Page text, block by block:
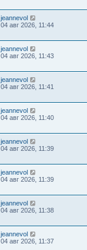
jeannevol
04 авг 2026, 11:44
jeannevol
04 авг 2026, 11:43
jeannevol
04 авг 2026, 11:41
jeannevol
04 авг 2026, 11:40
jeannevol
04 авг 2026, 11:39
jeannevol
04 авг 2026, 11:39
jeannevol
04 авг 2026, 11:38
jeannevol
04 авг 2026, 11:37